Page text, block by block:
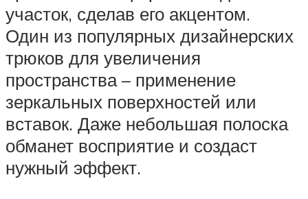
участок, сделав его акцентом.
Один из популярных дизайнерских
трюков для увеличения
пространства – применение
зеркальных поверхностей или
вставок. Даже небольшая полоска
обманет восприятие и создаст
нужный эффект.